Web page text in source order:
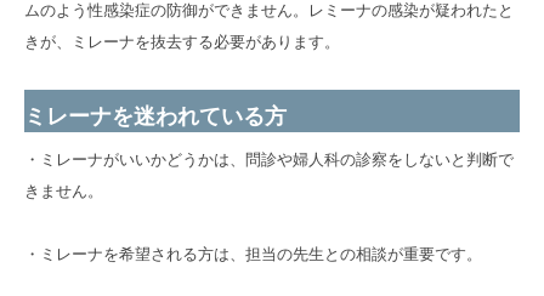
ムのよう性感染症の防御ができません。レミーナの感染が疑われたと
きが、ミレーナを抜去する必要があります。
ミレーナを迷われている方
・ミレーナがいいかどうかは、問診や婦人科の診察をしないと判断で
きません。
・ミレーナを希望される方は、担当の先生との相談が重要です。